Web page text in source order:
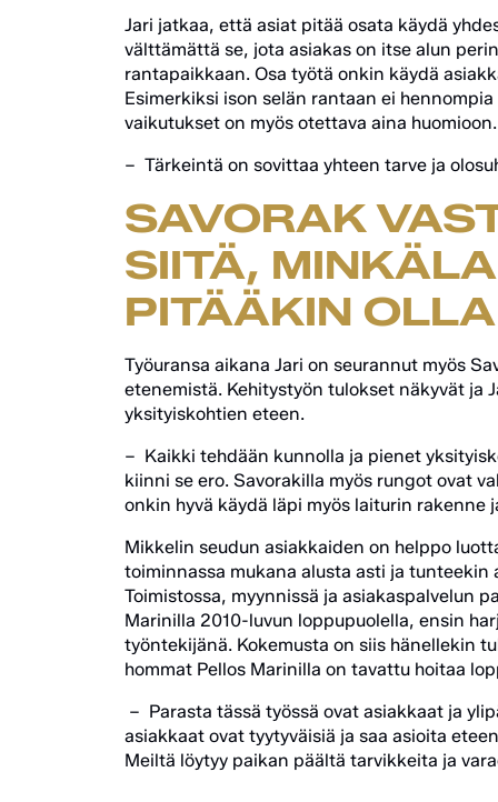
Jari jatkaa, että asiat pitää osata käydä
välttämättä se, jota asiakas on itse alun
rantapaikkaan. Osa työtä onkin käydä
Esimerkiksi ison selän rantaan ei
vaikutukset on myös otettava aina huomioon.
– Tärkeintä on sovittaa yhteen tarve ja
SAVORAK
SIITÄ,
PITÄÄKIN OLLA
Työuransa aikana Jari on seurannut myös
etenemistä. Kehitystyön tulokset näkyvät ja
yksityiskohtien eteen.
– Kaikki tehdään kunnolla ja pienet
kiinni se ero. Savorakilla myös rungot ovat
onkin hyvä käydä läpi myös laiturin
Mikkelin seudun asiakkaiden on helppo
toiminnassa mukana alusta asti ja
Toimistossa, myynnissä ja asiakaspalvelun
Marinilla 2010-luvun loppupuolella, ensin
työntekijänä. Kokemusta on siis hänellekin
hommat Pellos Marinilla on tavattu hoitaa
– Parasta tässä työssä ovat asiakkaat ja
asiakkaat ovat tyytyväisiä ja saa asioita
Meiltä löytyy paikan päältä tarvikkeita ja